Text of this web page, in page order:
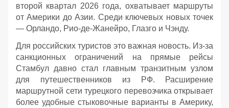
второй квартал 2026 года, охватывает маршруты
от Америки до Азии. Среди ключевых новых точек
— Орландо, Рио-де-Жанейро, Глазго и Чэнду.
Для российских туристов это важная новость. Из-за
санкционных ограничений на прямые рейсы
Стамбул давно стал главным транзитным узлом
для путешественников из РФ. Расширение
маршрутной сети турецкого перевозчика открывает
более удобные стыковочные варианты в Америку,